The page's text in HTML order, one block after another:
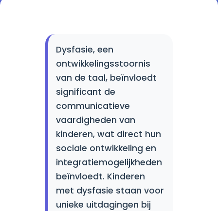
Dysfasie, een
ontwikkelingsstoornis
van de taal, beïnvloedt
significant de
communicatieve
vaardigheden van
kinderen, wat direct hun
sociale ontwikkeling en
integratiemogelijkheden
beïnvloedt. Kinderen
met dysfasie staan voor
unieke uitdagingen bij